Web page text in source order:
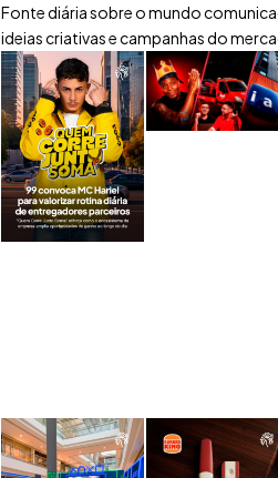
Fonte diária sobre o mundo
ideias criativas e campanhas do